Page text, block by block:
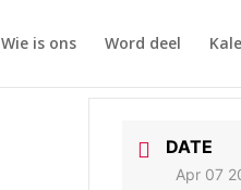
Wie is ons Word deel
DATE
Apr 07